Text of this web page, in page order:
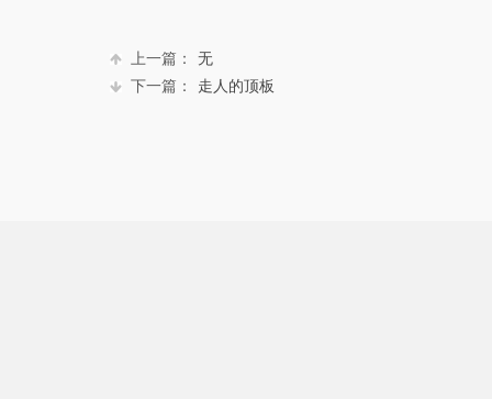
上一篇：
无
下一篇：
走人的顶板